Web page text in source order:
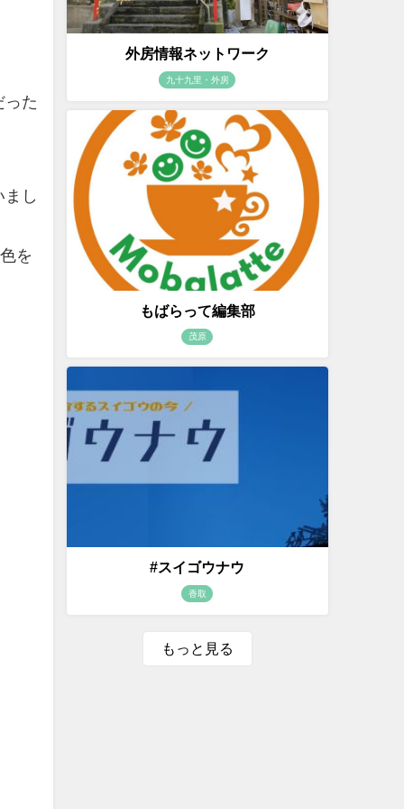
った
し
を
外房情報ネットワーク
九十九里・外房
もばらって編集部
茂原
#スイゴウナウ
香取
もっと見る